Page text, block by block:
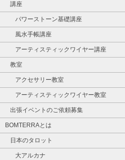
講座
パワーストーン基礎講座
風水手帳講座
アーティスティックワイヤー講座
教室
アクセサリー教室
アーティスティックワイヤー教室
出張イベントのご依頼募集
BOMTERRAとは
日本のタロット
大アルカナ